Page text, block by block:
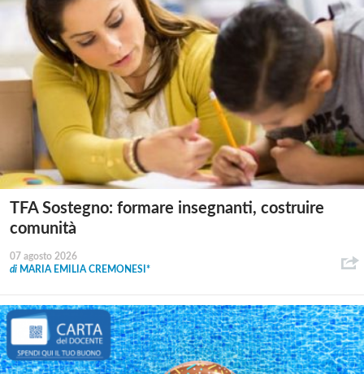
TFA Sostegno: formare insegnanti, costruire
comunità
07 agosto 2026
di MARIA EMILIA CREMONESI*